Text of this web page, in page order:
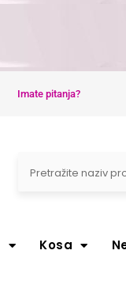
Imate pitanja?
Kosa